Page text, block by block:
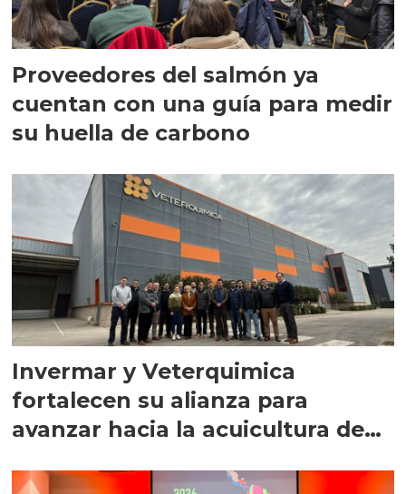
Proveedores del salmón ya
cuentan con una guía para medir
su huella de carbono
Invermar y Veterquimica
fortalecen su alianza para
avanzar hacia la acuicultura de